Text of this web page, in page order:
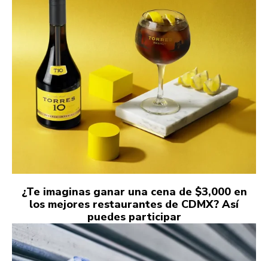
¿Te imaginas ganar una cena de $3,000 en
los mejores restaurantes de CDMX? Así
puedes participar